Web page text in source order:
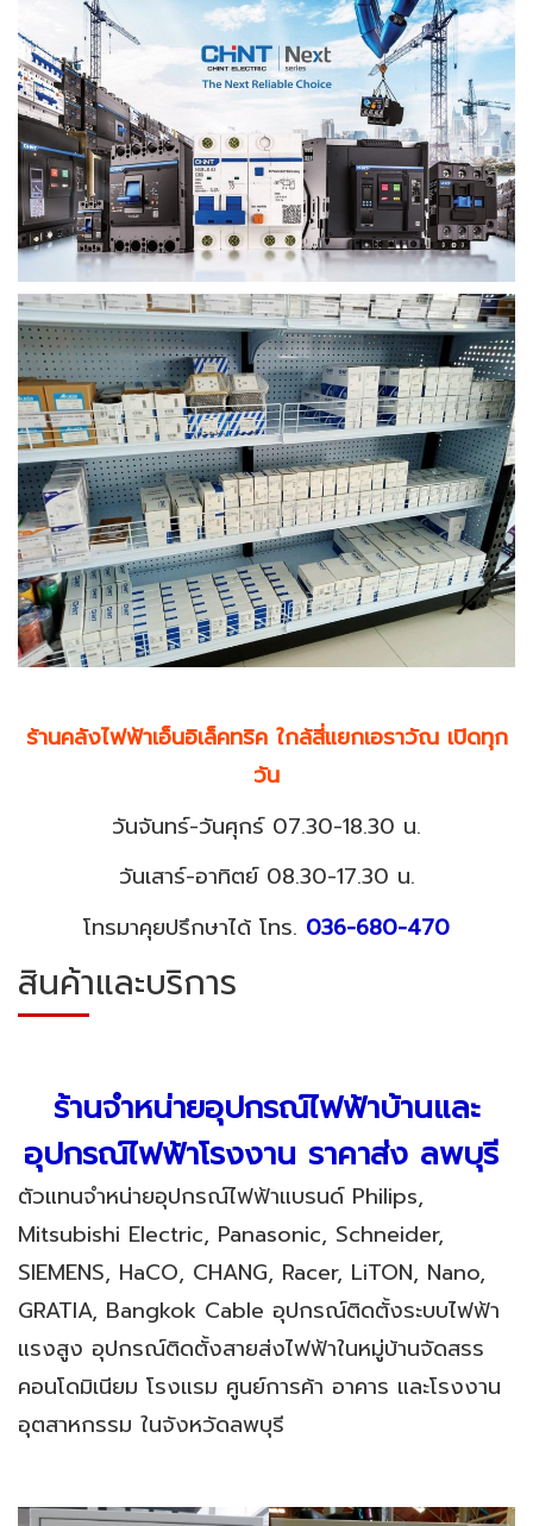
ร้านคลังไฟฟ้าเอ็นอิเล็คทริค ใกล้สี่แยกเอราวัณ เปิดทุก
วัน
วันจันทร์-วันศุกร์ 07.30-18.30 น.
วันเสาร์-อาทิตย์ 08.30-17.30 น.
โทรมาคุยปรึกษาได้ โทร. 036-680-470
สินค้าและบริการ
ร้านจำหน่ายอุปกรณ์ไฟฟ้าบ้านและ
อุปกรณ์ไฟฟ้าโรงงาน ราคาส่ง ลพบุรี
ตัวแทนจำหน่ายอุปกรณ์ไฟฟ้าแบรนด์ Philips,
Mitsubishi Electric, Panasonic, Schneider,
SIEMENS, HaCO, CHANG, Racer, LiTON, Nano,
GRATIA, Bangkok Cable อุปกรณ์ติดตั้งระบบไฟฟ้า
แรงสูง อุปกรณ์ติดตั้งสายส่งไฟฟ้าในหมู่บ้านจัดสรร
คอนโดมิเนียม โรงแรม ศูนย์การค้า อาคาร และโรงงาน
อุตสาหกรรม ในจังหวัดลพบุรี